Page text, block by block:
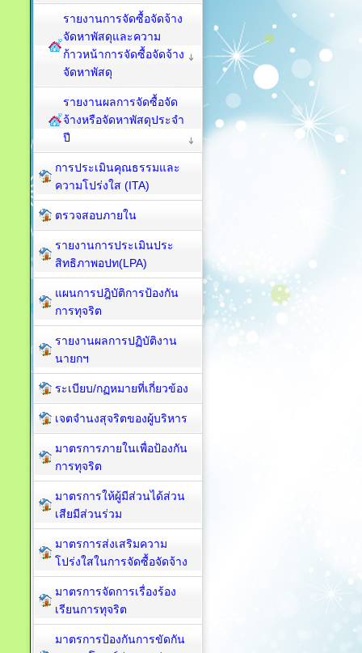
รายงานการจัดซื้อจัดจ้าง
จัดหาพัสดุและความ
ก้าวหน้าการจัดซื้อจัดจ้าง
จัดหาพัสดุ
รายงานผลการจัดซื้อจัด
จ้างหรือจัดหาพัสดุประจำ
ปี
การประเมินคุณธรรมและ
ความโปร่งใส (ITA)
ตรวจสอบภายใน
รายงานการประเมินประ
สิทธิภาพอปท(LPA)
แผนการปฎิบัติการป้องกัน
การทุจริต
รายงานผลการปฏิบัติงาน
นายกฯ
ระเบียบ/กฏหมายที่เกี่ยวข้อง
เจตจำนงสุจริตของผู้บริหาร
มาตรการภายในเพื่อป้องกัน
การทุจริต​
มาตรการให้ผู้มีส่วนได้ส่วน
เสียมีส่วนร่วม
มาตรการส่งเสริมความ
โปร่งใสในการจัดซื้อจัดจ้าง
มาตรการจัดการเรื่องร้อง
เรียนการทุจริต
มาตรการป้องกันการขัดกัน